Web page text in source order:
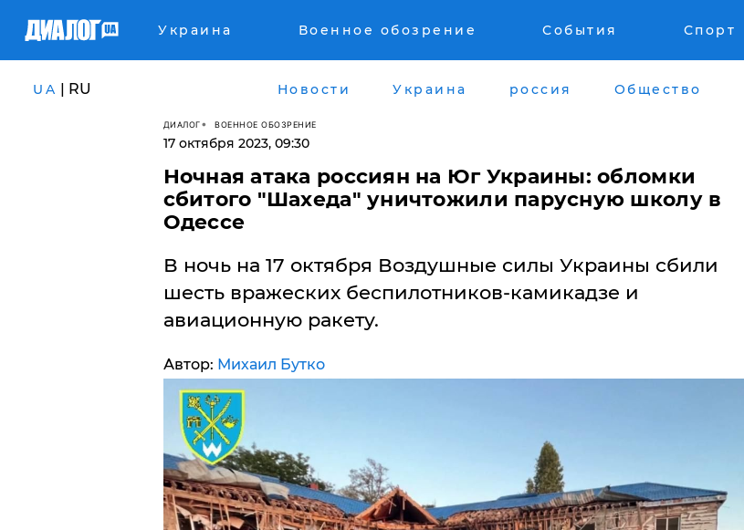
Украина Военное обозрение События Спорт
UA | RU Новости Украина россия Общество
ДИАЛОГ ВОЕННОЕ ОБОЗРЕНИЕ
17 октября 2023, 09:30
Ночная атака россиян на Юг Украины: обломки
сбитого "Шахеда" уничтожили парусную школу в
Одессе
В ночь на 17 октября Воздушные силы Украины сбили
шесть вражеских беспилотников-камикадзе и
авиационную ракету.
Автор: Михаил Бутко